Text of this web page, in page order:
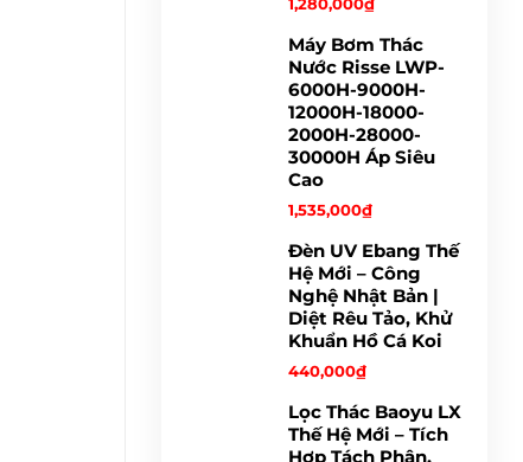
Máy Bơm Thác
Nước Risse LWP-
6000H-9000H-
12000H-18000-
2000H-28000-
30000H Áp Siêu
Cao
1,535,000₫
Đèn UV Ebang Thế
Hệ Mới – Công
Nghệ Nhật Bản |
Diệt Rêu Tảo, Khử
Khuẩn Hồ Cá Koi
440,000₫
Lọc Thác Baoyu LX
Thế Hệ Mới – Tích
Hợp Tách Phân,